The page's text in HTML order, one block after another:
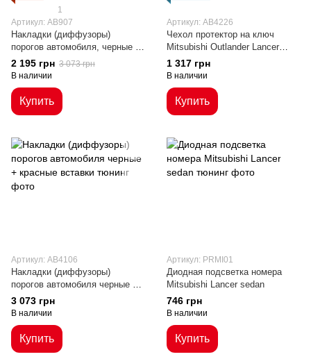
1
Артикул: AB907
Накладки (диффузоры)
порогов автомобиля, черные 2
метра
2 195 грн 3 073 грн
В наличии
Купить
Артикул: AB4226
Чехол протектор на ключ
Mitsubishi Outlander Lancer
Eclipse Mirage Xpander ASX
Pajero Eclipse Cross Montero
1 317 грн
В наличии
Купить
Артикул: AB4106
Накладки (диффузоры)
порогов автомобиля черные +
красные вставки
3 073 грн
В наличии
Купить
Артикул: PRMI01
Диодная подсветка номера
Mitsubishi Lancer sedan
746 грн
В наличии
Купить